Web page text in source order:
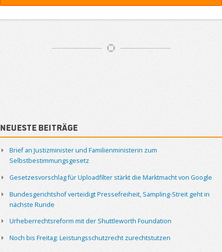
Sidebar
Neueste Beiträge
Brief an Justizminister und Familienministerin zum
Selbstbestimmungsgesetz
Gesetzesvorschlag für Uploadfilter stärkt die Marktmacht von Google
Bundesgerichtshof verteidigt Pressefreiheit, Sampling-Streit geht in
nächste Runde
Urheberrechtsreform mit der Shuttleworth Foundation
Noch bis Freitag: Leistungsschutzrecht zurechtstutzen